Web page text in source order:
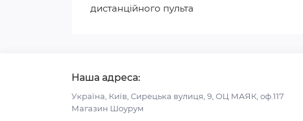
дистанційного пульта
Наша адреса:
Україна, Київ, Сирецька вулиця, 9, ОЦ МАЯК, оф.117
Магазин Шоурум